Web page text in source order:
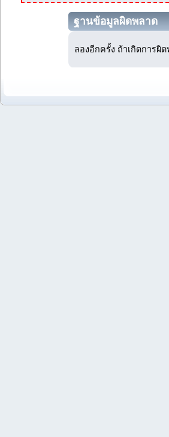
ฐานข้อมูลผิดพลาด
ลองอีกครั้ง ถ้าเกิดการผิ